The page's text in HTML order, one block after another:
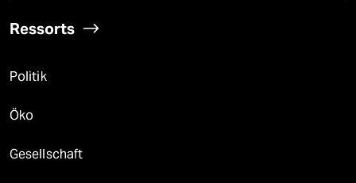
Ressorts
Politik
Öko
Gesellschaft